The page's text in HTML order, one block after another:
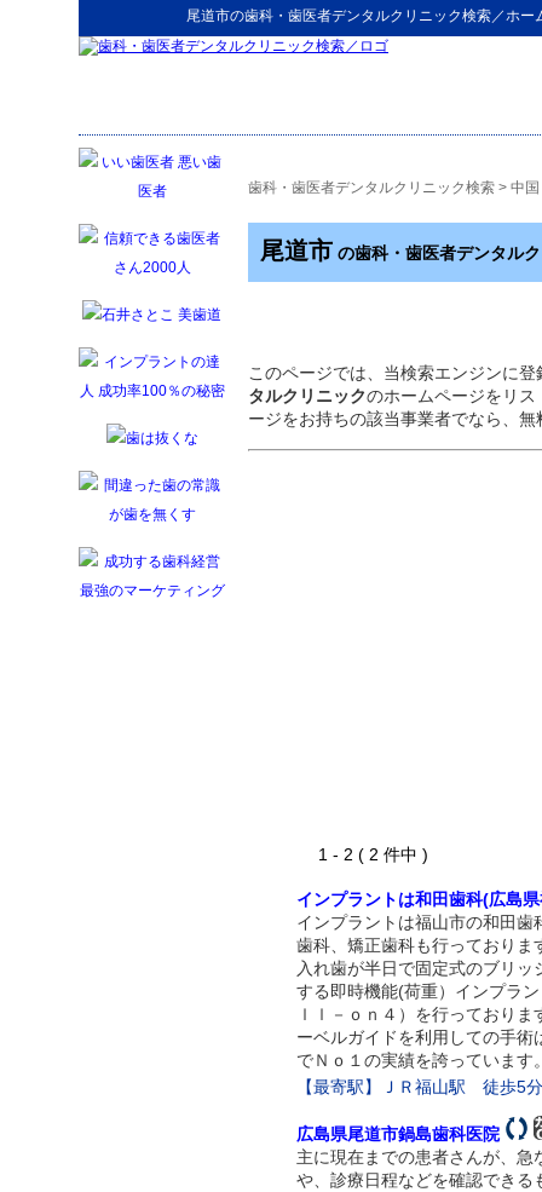
尾道市の歯科・歯医者デンタルクリニック検索／ホー
歯科・歯医者デンタルクリニック検索 > 中国
尾道市 の歯科・歯医者デンタル
このページでは、当検索エンジンに登
タルクリニックのホームページをリ
ージをお持ちの該当事業者でなら、
1 - 2 ( 2 件中 )
インプラントは和田歯科(広島
インプラントは福山市の和田歯
歯科、矯正歯科も行っており
入れ歯が半日で固定式のブリッ
する即時機能(荷重）インプラ
ｌｌ－ｏｎ４）を行っており
ーベルガイドを利用しての手術
でＮｏ１の実績を誇っています
【最寄駅】ＪＲ福山駅 徒歩5分
広島県尾道市鍋島歯科医院
主に現在までの患者さんが、急
や、診療日程などを確認できる